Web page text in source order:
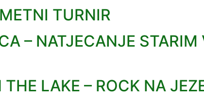
TURNIR
– NATJECANJE
LAKE – ROCK NA